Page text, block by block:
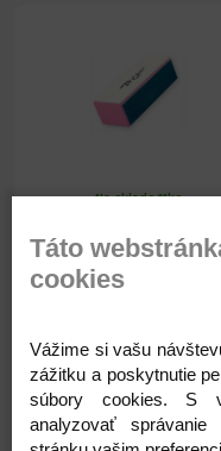
Na sklade 11ks
7576
1,80 € ( bez DPH )
2,21 € +
Táto
cookies
Vážime si vašu
zážitku a poskytnutie
súbory cookies. S
analyzovať